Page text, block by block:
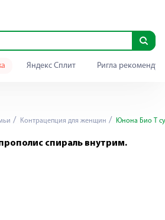
Яндекс Сплит Ригла
Контрацепция для женщин Юнона Био Т
спираль внутрим.